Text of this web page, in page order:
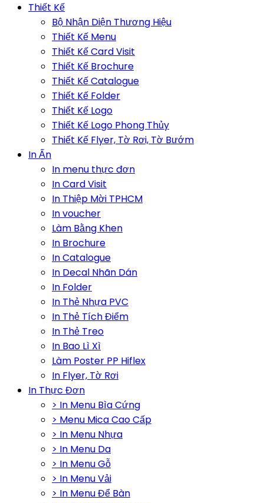
Thiết Kế
Bộ Nhận Diện Thương Hiệu
Thiết Kế Menu
Thiết Kế Card Visit
Thiết Kế Brochure
Thiết Kế Catalogue
Thiết Kế Folder
Thiết Kế Logo
Thiết Kế Logo Phong Thủy
Thiết Kế Flyer, Tờ Rơi, Tờ Bướm
In Ấn
In menu thực đơn
In Card Visit
In Thiệp Mời TPHCM
In voucher
Làm Bằng Khen
In Brochure
In Catalogue
In Decal Nhãn Dán
In Folder
In Thẻ Nhựa PVC
In Thẻ Tích Điểm
In Thẻ Treo
In Bao Lì Xì
Làm Poster PP Hiflex
In Flyer, Tờ Rơi
In Thực Đơn
> In Menu Bìa Cứng
> Menu Mica Cao Cấp
> In Menu Nhựa
> In Menu Da
> In Menu Gỗ
> In Menu Vải
> In Menu Để Bàn